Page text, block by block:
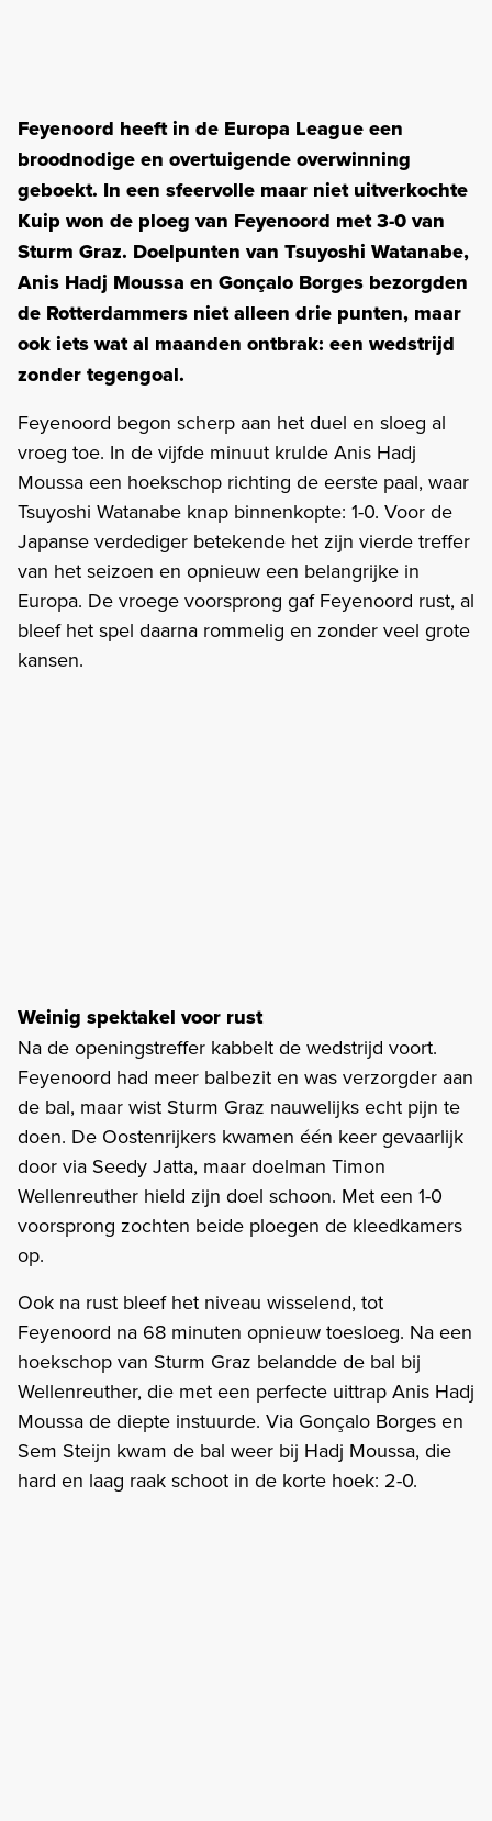
Feyenoord heeft in de Europa League een
broodnodige en overtuigende overwinning
geboekt. In een sfeervolle maar niet uitverkochte
Kuip won de ploeg van Feyenoord met 3-0 van
Sturm Graz. Doelpunten van Tsuyoshi Watanabe,
Anis Hadj Moussa en Gonçalo Borges bezorgden
de Rotterdammers niet alleen drie punten, maar
ook iets wat al maanden ontbrak: een wedstrijd
zonder tegengoal.
Feyenoord begon scherp aan het duel en sloeg al
vroeg toe. In de vijfde minuut krulde Anis Hadj
Moussa een hoekschop richting de eerste paal, waar
Tsuyoshi Watanabe knap binnenkopte: 1-0. Voor de
Japanse verdediger betekende het zijn vierde treffer
van het seizoen en opnieuw een belangrijke in
Europa. De vroege voorsprong gaf Feyenoord rust, al
bleef het spel daarna rommelig en zonder veel grote
kansen.
Weinig spektakel voor rust
Na de openingstreffer kabbelt de wedstrijd voort.
Feyenoord had meer balbezit en was verzorgder aan
de bal, maar wist Sturm Graz nauwelijks echt pijn te
doen. De Oostenrijkers kwamen één keer gevaarlijk
door via Seedy Jatta, maar doelman Timon
Wellenreuther hield zijn doel schoon. Met een 1-0
voorsprong zochten beide ploegen de kleedkamers
op.
Ook na rust bleef het niveau wisselend, tot
Feyenoord na 68 minuten opnieuw toesloeg. Na een
hoekschop van Sturm Graz belandde de bal bij
Wellenreuther, die met een perfecte uittrap Anis Hadj
Moussa de diepte instuurde. Via Gonçalo Borges en
Sem Steijn kwam de bal weer bij Hadj Moussa, die
hard en laag raak schoot in de korte hoek: 2-0.